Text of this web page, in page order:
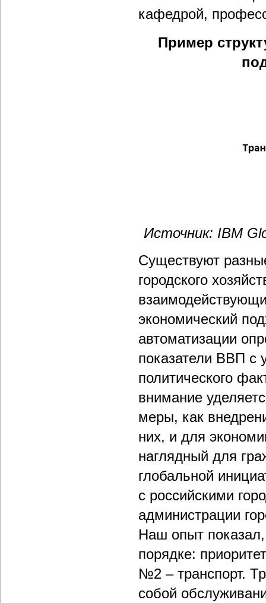
кафедрой,
Пример
Источник: IBM
Существуют
городского
экономический
автоматизации
показатели ВВП с
политического
внимание
меры, как
них, и для
наглядный для
глобальной
с российскими
администрации
Наш опыт
порядке:
№2 – транспорт.
собой